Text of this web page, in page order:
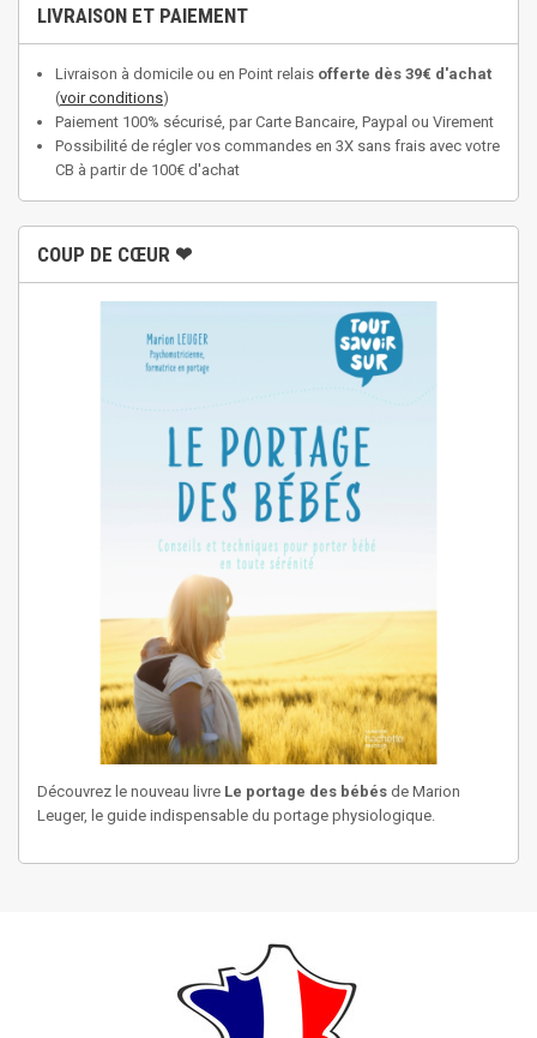
LIVRAISON ET PAIEMENT
Livraison à domicile ou en Point relais offerte dès 39€ d'achat
(voir conditions)
Paiement 100% sécurisé, par Carte Bancaire, Paypal ou Virement
Possibilité de régler vos commandes en 3X sans frais avec votre
CB à partir de 100€ d'achat
COUP DE CŒUR ❤
Découvrez le nouveau livre Le portage des bébés de Marion
Leuger, le guide indispensable du portage physiologique.